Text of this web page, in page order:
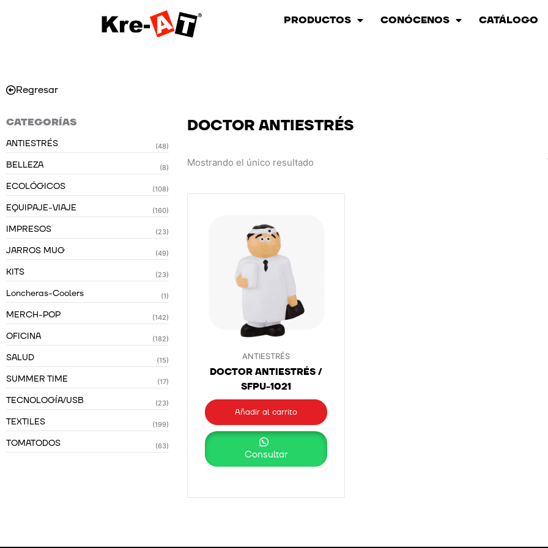
PRODUCTOS CONÓCENOS CATÁLOGO
Regresar
CATEGORÍAS
ANTIESTRÉS (48)
BELLEZA (8)
ECOLÓGICOS (108)
EQUIPAJE-VIAJE (160)
IMPRESOS (23)
JARROS MUG (49)
KITS (23)
Loncheras-Coolers (1)
MERCH-POP (142)
OFICINA (182)
SALUD (15)
SUMMER TIME (17)
TECNOLOGÍA/USB (23)
TEXTILES (199)
TOMATODOS (63)
DOCTOR ANTIESTRÉS
Mostrando el único resultado
ANTIESTRÉS
DOCTOR ANTIESTRÉS /
SFPU-1021
Añadir al carrito
Consultar